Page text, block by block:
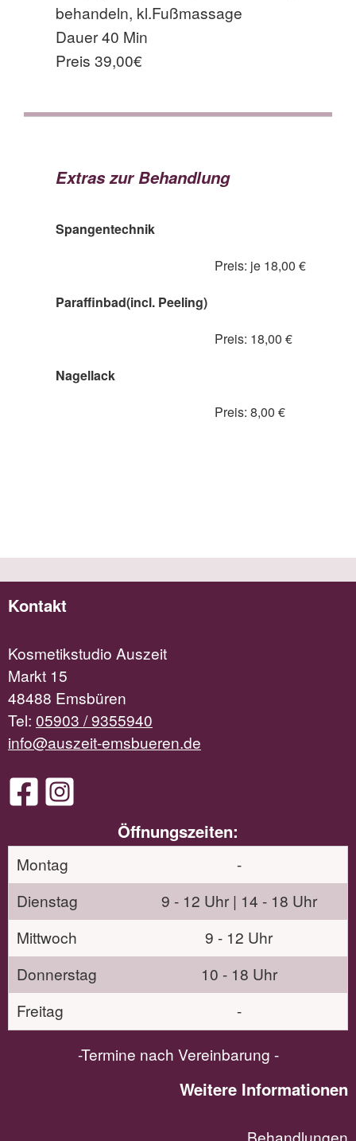
behandeln, kl.Fußmassage
Dauer 40 Min
Preis 39,00€
Extras zur Behandlung
Spangentechnik
Preis: je 18,00 €
Paraffinbad(incl. Peeling)
Preis: 18,00 €
Nagellack
Preis: 8,00 €
Kontakt
Kosmetikstudio Auszeit
Markt 15
48488 Emsbüren
Tel: 05903 / 9355940
info@auszeit-emsbueren.de
Öffnungszeiten:
Montag
-
Dienstag
9 - 12 Uhr | 14 - 18 Uhr
Mittwoch
9 - 12 Uhr
Donnerstag
10 - 18 Uhr
Freitag
-
-Termine nach Vereinbarung -
Weitere Informationen
Behandlungen